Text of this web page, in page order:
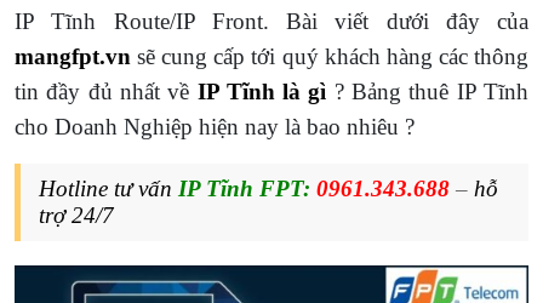
IP Tĩnh Route/IP Front. Bài viết dưới đây của
mangfpt.vn sẽ cung cấp tới quý khách hàng các thông
tin đầy đủ nhất về IP Tĩnh là gì ? Bảng thuê IP Tĩnh
cho Doanh Nghiệp hiện nay là bao nhiêu ?
Hotline tư vấn IP Tĩnh FPT: 0961.343.688 – hỗ
trợ 24/7